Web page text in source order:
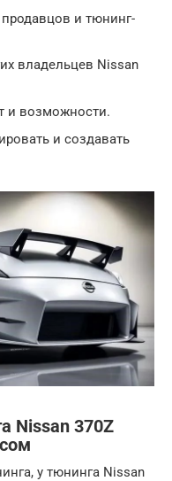
и тюнинг-
владельцев Nissan
и возможности.
и создавать
Nissan 370Z
у тюнинга Nissan